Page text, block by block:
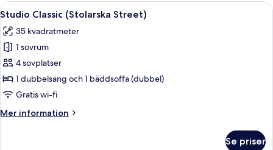
2
(Stolarska
Street)
Öppna
alla
foton
för
Studio
Classic
(Stolarska
Ett modernt sovrum med en säng,
25
Studio Classic (Stolarska Street)
35 kvadratmeter
1 sovrum
4 sovplatser
1 dubbelsäng och 1 bäddsoffa (dubbel)
Gratis wi-fi
Mer information
Mer
Se priser